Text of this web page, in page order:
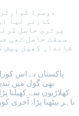
دوسرا
کارنر لیا
برتری حاصل
سبقت حاصل تھی
شاندار کھیل پیش
باہر بیٹھنا پڑا، آخری